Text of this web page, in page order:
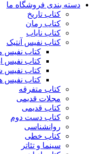
دسته بندی فروشگاه ما
کتاب تاریخ
کتاب رمان
کتاب نایاب
کتاب نفیس آنتیک
کتاب نفیس
کتاب نفیس
کتاب نفیس
کتاب نفیس
کتاب متفرقه
مجلات قدیمی
کتاب قدیمی
کتاب دست دوم
روانشناسی
کتاب خطی
سینما و تئاتر